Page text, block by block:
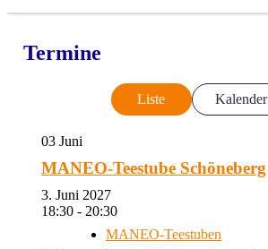
Termine
Liste Kalender
03 Juni
MANEO-Teestube Schöneberg
3. Juni 2027
18:30 - 20:30
MANEO-Teestuben